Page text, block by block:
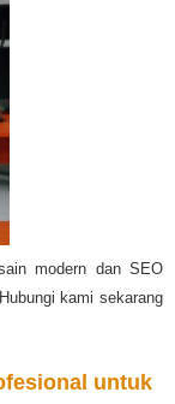
modern dan SEO
kami sekarang
untuk